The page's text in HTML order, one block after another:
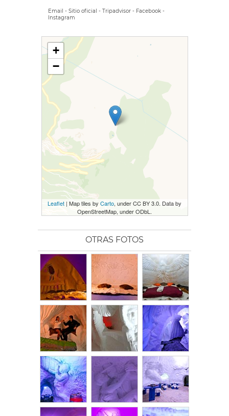
Email - Sitio oficial - Tripadvisor - Facebook -
Instagram
+
−
Leaflet | Map tiles by Carto, under CC BY 3.0. Data by
OpenStreetMap, under ODbL.
OTRAS FOTOS